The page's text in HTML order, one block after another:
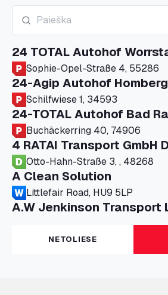
24 TOTAL Autohof
Sophie-Opel-Straße 4, 55286
24-Agip Autohof
Schilfwiese 1, 34593
24-TOTAL Autohof Bad
Buchäckerring 40, 74906
4 RATAI Transport GmbH
Otto-Hahn-Straße 3, , 48268
A Clean Solution
Littlefair Road, HU9 5LP
A.W Jenkinson Transport
Progress House, ME11 5GA
A+G Nettetal - Depot
Am Panneschopp 7, 41334
NETOLIESE